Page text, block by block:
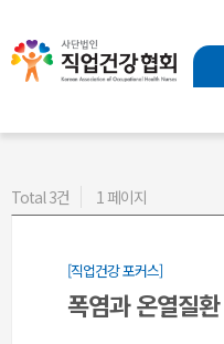
Total 3건 1 페이지
[직업건강 포커스]
폭염과 온열질환